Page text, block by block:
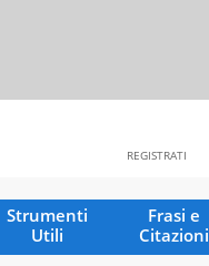
REGISTRATI
Strumenti
Utili
Frasi e
Citazioni